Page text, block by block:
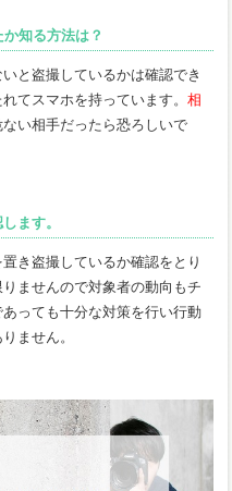
知る方法は？
と盗撮しているかは確認でき
てスマホを持っています。相
い相手だったら恐ろしいで
ます。
き盗撮しているか確認をとり
ませんので対象者の動向もチ
っても十分な対策を行い行動
ません。